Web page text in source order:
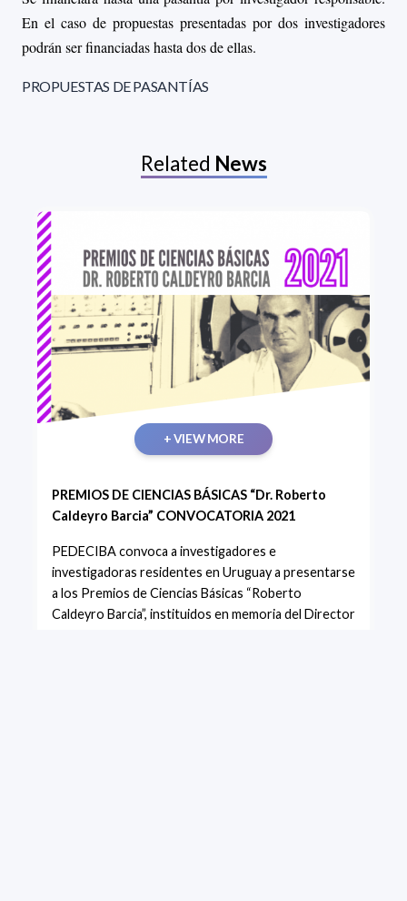
En el caso de propuestas presentadas por dos investigadores
podrán ser financiadas hasta dos de ellas.
PROPUESTAS DE PASANTÍAS
Related News
+ VIEW MORE
PREMIOS DE CIENCIAS BÁSICAS “Dr. Roberto
Caldeyro Barcia” CONVOCATORIA 2021
PEDECIBA convoca a investigadores e
investigadoras residentes en Uruguay a presentarse
a los Premios de Ciencias Básicas “Roberto
Caldeyro Barcia”, instituidos en memoria del Director